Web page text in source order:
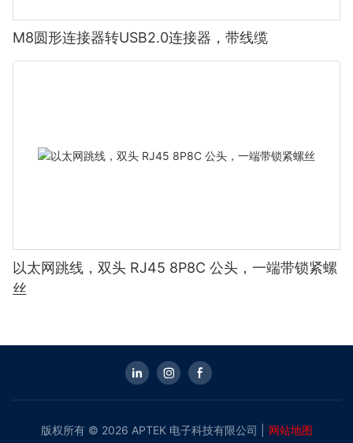
M8圆形连接器转USB2.0连接器，带线缆
以太网跳线，双头 RJ45 8P8C 公头，一端带锁紧螺
丝
版权所有 © 2026 APTEK 电子科技有限公司 | 网站地图